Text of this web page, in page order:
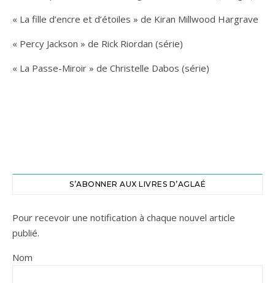
« La fille d’encre et d’étoiles » de Kiran Millwood Hargrave
« Percy Jackson » de Rick Riordan (série)
« La Passe-Miroir » de Christelle Dabos (série)
S’ABONNER AUX LIVRES D’AGLAÉ
Pour recevoir une notification à chaque nouvel article
publié.
Nom